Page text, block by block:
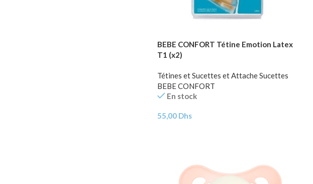
BEBE CONFORT Tétine Emotion Latex
T1 (x2)
Tétines et Sucettes et Attache Sucettes
BEBE CONFORT
En stock
55,00 Dhs